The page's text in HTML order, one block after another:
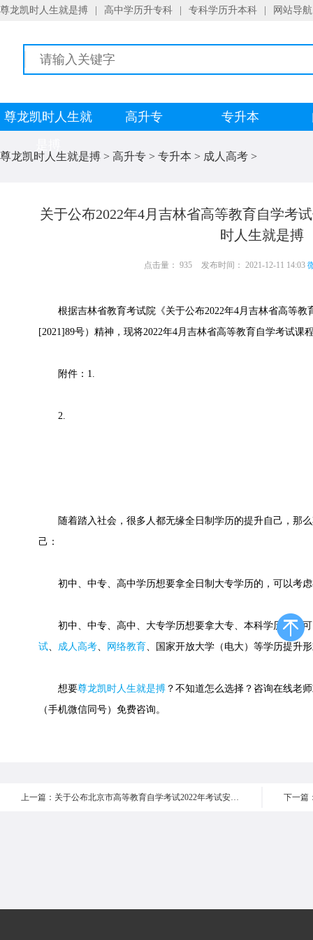
尊龙凯时人生就是搏 高中学历升专科 专科学历升本科 网站导航
尊龙凯时人生就
高升专 专升本
尊龙凯时人生就是搏 > 高升专 > 专升本 > 成人高考 >
关于公布2022年4月吉林省高等教育自学考
时人生就是搏
点击量： 935 发布时间： 2021-12-11 14:03
根据吉林省教育考试院《关于公布2022年4月吉林省高等教
[2021]89号）精神，现将2022年4月吉林省高等教育自学考试课
附件：1.
2.
随着踏入社会，很多人都无缘全日制学历的提升自己，那么
己：
初中、中专、高中学历想要拿全日制大专学历的，可以考虑
初中、中专、高中、大专学历想要拿大专、本科学历的，可
试、 成人高考、 网络教育、国家开放大学（电大）等学历提升
想要尊龙凯时人生就是搏 ？不知道怎么选择？咨询在线老
（手机微信同号）免费咨询。
上一篇：关于公布北京市高等教育自学考试2022年考试安排及有关事项的通知